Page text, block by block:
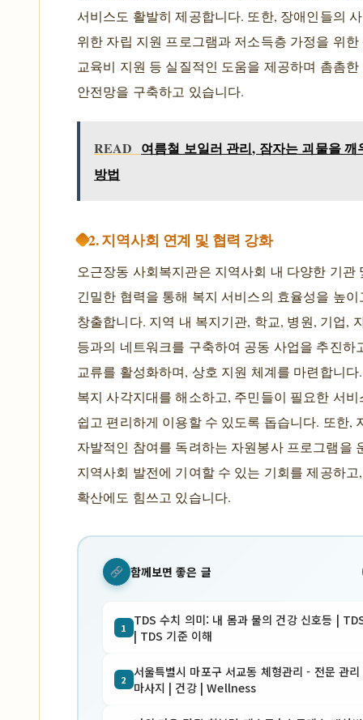
서비스도 활발히 제공합니다. 또한, 장애인들의
위한 자립 지원 프로그램과 저소득층 가정을 위
교육비 지원 등 실질적인 도움을 제공하며 촘촘한
안전망을 구축하고 있습니다.
READ 여름철 보일러 관리, 잠자는 괴물을 깨
방법
2. 지역사회 연계 및 협력 강화
오근장동 사회복지관은 지역사회 내 다양한 기관
긴밀한 협력을 통해 복지 서비스의 효율성을 높
창출합니다. 지역 내 복지기관, 학교, 병원, 기업,
등과의 네트워크를 구축하여 공동 사업을 추진하
교류를 활성화하며, 상호 지원 체계를 마련합니다
복지 사각지대를 해소하고, 주민들이 필요한 서
쉽고 편리하게 이용할 수 있도록 돕습니다. 또한,
자발적인 참여를 독려하는 자원봉사 프로그램을
지역사회 발전에 기여할 수 있는 기회를 제공하고
확산에도 힘쓰고 있습니다.
함께보면 좋은 글
1 TDS 수치 의미: 내 몸과 물의 건강 신호등 |
| TDS 기준 이해
2 서울특별시 마포구 서교동 체형관리 - 전문 관
마사지 | 건강 | Wellness